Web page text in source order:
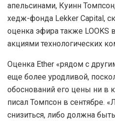
апельсинами, Куинн
хедж-фонда Lekker Capital,
оценка эфира также
акциями технологических
Оценка Ether «рядом с
еще более уродливой,
обоснований его цены ни в
писал Томпсон в сентябре.
снизиться, либо должна